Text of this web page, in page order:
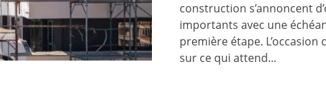
construction s’annoncent
importants avec une
première étape. L’occasion
sur ce qui attend...